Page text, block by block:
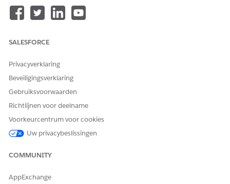
weergegeven wanneer aanbevelingsgegevens beschikbaar
zijn voor het account-territoriumpaar. De voorziening
HEEFT DIT ARTIKEL UW PROBLEEM OPGELOST?
Laat ons weten wat we kunnen doen om te verbeteren!
SALESFORCE
Privacyverklaring
Beveiligingsverklaring
Gebruiksvoorwaarden
Richtlijnen voor deelname
Voorkeurcentrum voor cookies
Uw privacybeslissingen
COMMUNITY
AppExchange